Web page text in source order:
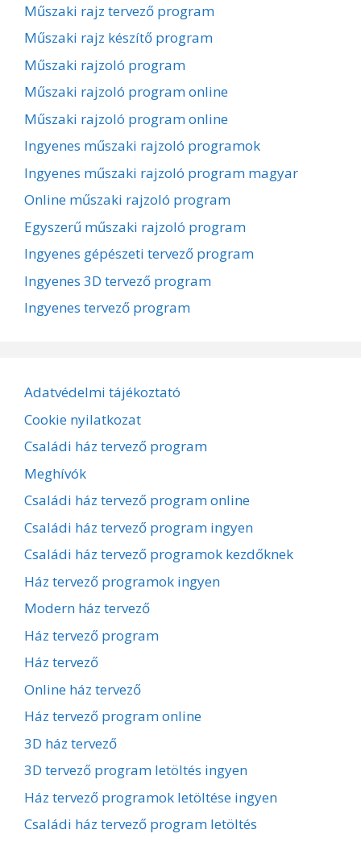
Műszaki rajz tervező program
Műszaki rajz készítő program
Műszaki rajzoló program
Műszaki rajzoló program online
Műszaki rajzoló program online
Ingyenes műszaki rajzoló programok
Ingyenes műszaki rajzoló program magyar
Online műszaki rajzoló program
Egyszerű műszaki rajzoló program
Ingyenes gépészeti tervező program
Ingyenes 3D tervező program
Ingyenes tervező program
Adatvédelmi tájékoztató
Cookie nyilatkozat
Családi ház tervező program
Meghívók
Családi ház tervező program online
Családi ház tervező program ingyen
Családi ház tervező programok kezdőknek
Ház tervező programok ingyen
Modern ház tervező
Ház tervező program
Ház tervező
Online ház tervező
Ház tervező program online
3D ház tervező
3D tervező program letöltés ingyen
Ház tervező programok letöltése ingyen
Családi ház tervező program letöltés